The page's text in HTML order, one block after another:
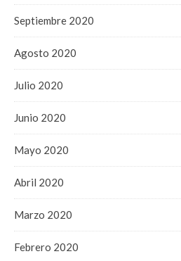
Septiembre 2020
Agosto 2020
Julio 2020
Junio 2020
Mayo 2020
Abril 2020
Marzo 2020
Febrero 2020